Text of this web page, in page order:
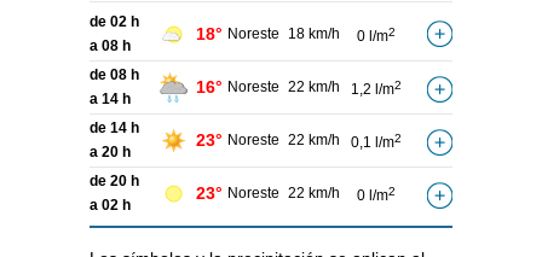
de 02 h
a 08 h
18° Noreste 18 km/h 0 l/m2
de 08 h
a 14 h
16° Noreste 22 km/h 1,2 l/m2
de 14 h
a 20 h
23° Noreste 22 km/h 0,1 l/m2
de 20 h
a 02 h
23° Noreste 22 km/h 0 l/m2